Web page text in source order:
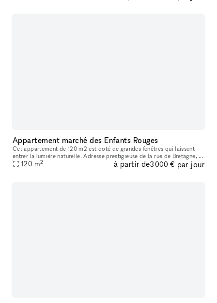
Appartement marché des Enfants Rouges
Cet appartement de 120 m2 est doté de grandes fenêtres qui laissent
entrer la lumière naturelle. Adresse prestigieuse de la rue de Bretagne, à
proximité du quartier des Enfants-Rouges, située au 3ème
120 m2 à partir de3 000 € par jour